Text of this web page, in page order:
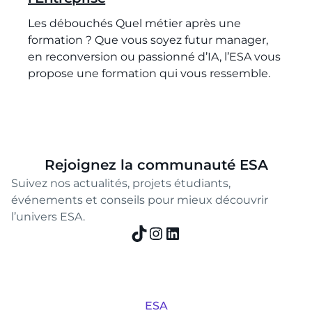
Les débouchés Quel métier après une
formation ? Que vous soyez futur manager,
en reconversion ou passionné d’IA, l’ESA vous
propose une formation qui vous ressemble.
Rejoignez la communauté ESA
Suivez nos actualités, projets étudiants,
événements et conseils pour mieux découvrir
l’univers ESA.
TikTok
Instagram
LinkedIn
ESA